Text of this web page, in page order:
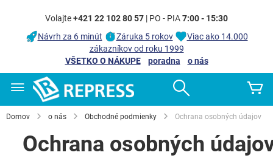
Volajte+421 22 102 80 57 | PO - PIA7:00 - 15:30
Návrh za 6 minút
Záruka 5 rokov
Viac ako 14.000
zákazníkov od roku 1999
VŠETKO O NÁKUPE
poradna
o nás
Domov o nás Obchodné podmienky Ochrana osobných údajov
Ochrana osobných